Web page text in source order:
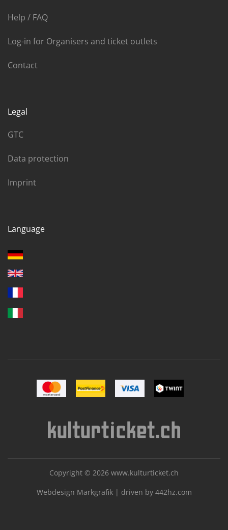
Help / FAQ
Log-in for Organisers and ticket outlets
Contact
Legal
GTC
Data protection
Imprint
Language
Image MastercardImage Postfinance
Image VISAImage TWINT
Copyright © 2026 www.kulturticket.ch
Webdesign Markgrafik | driven by 442hz.com